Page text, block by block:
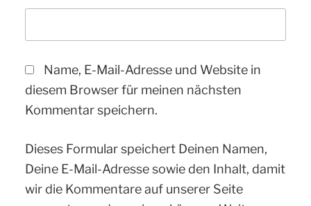
Name, E-Mail-Adresse und Website in
diesem Browser für meinen nächsten
Kommentar speichern.
Dieses Formular speichert Deinen Namen,
Deine E-Mail-Adresse sowie den Inhalt, damit
wir die Kommentare auf unserer Seite